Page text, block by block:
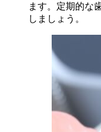
ます。定期的な
しましょう。